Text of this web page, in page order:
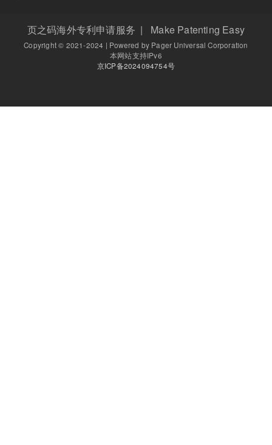
页之码海外专利申请服务 | Make Patenting Easy
Copyright © 2021-2024 | Powered by Pager Universal Corporation
本网站支持IPv6
京ICP备2024094754号